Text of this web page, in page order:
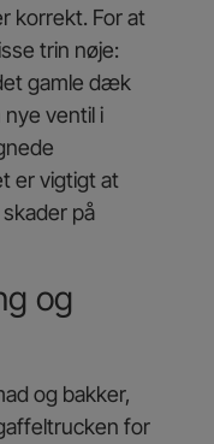
korrekt. For at
trin nøje:
gamle dæk
ventil i
er vigtigt at
på
og
og bakker,
for